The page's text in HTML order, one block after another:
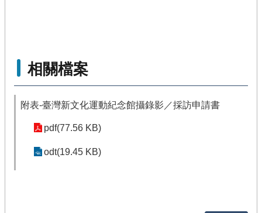
相關檔案
附表-臺灣新文化運動紀念館攝錄影／採訪申請書
pdf(77.56 KB)
odt(19.45 KB)